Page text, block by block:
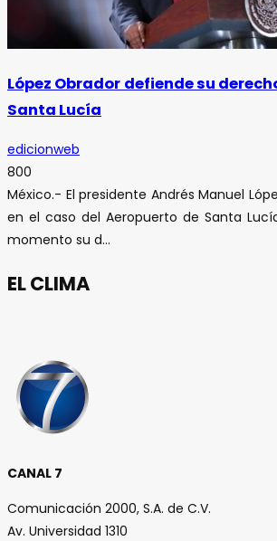
López Obrador defiende su
Santa Lucía
edicionweb
800
México.- El presidente Andrés Manuel
en el caso del Aeropuerto de Santa
momento su d...
EL CLIMA
CANAL 7
Comunicación 2000, S.A. de C.V.
Av. Universidad 1310